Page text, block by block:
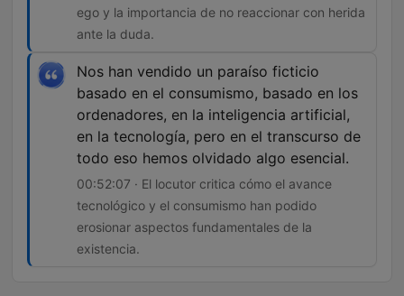
ego y la importancia de no reaccionar con herida
ante la duda.
Nos han vendido un paraíso ficticio
basado en el consumismo, basado en los
ordenadores, en la inteligencia artificial,
en la tecnología, pero en el transcurso de
todo eso hemos olvidado algo esencial.
00:52:07 · El locutor critica cómo el avance
tecnológico y el consumismo han podido
erosionar aspectos fundamentales de la
existencia.